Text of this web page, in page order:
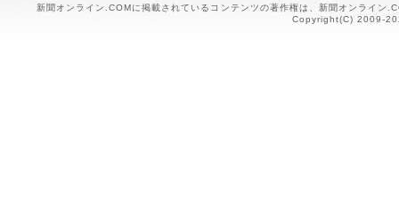
新聞オンライン.COMに掲載されているコンテンツの著作権は、新聞オンライン
Copyright(C) 2009-